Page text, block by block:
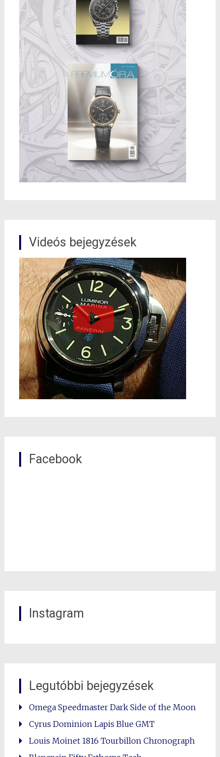
Videós bejegyzések
Facebook
Instagram
Legutóbbi bejegyzések
Omega Speedmaster Dark Side of the Moon
Cyrus Dominion Lapis Blue GMT
Louis Moinet 1816 Tourbillon Chronograph